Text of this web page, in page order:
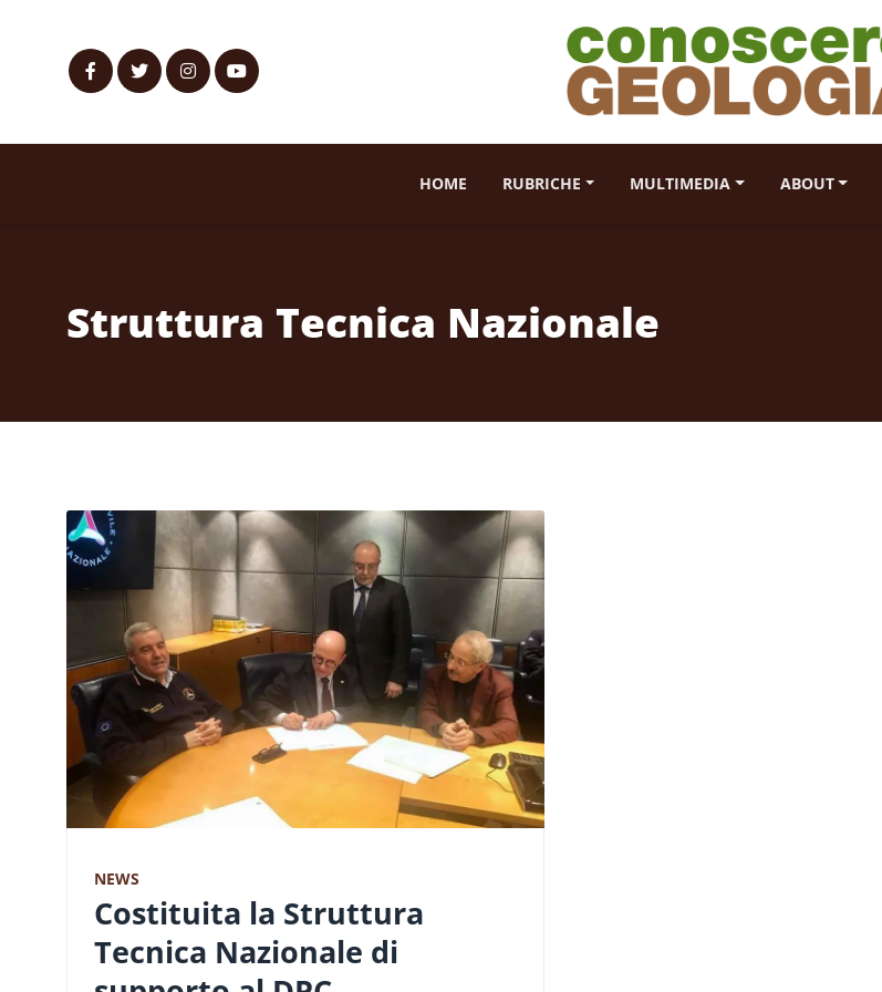
HOME RUBRICHE MULTIMEDIA ABOUT
Struttura Tecnica Nazionale
NEWS
Costituita la Struttura
Tecnica Nazionale di